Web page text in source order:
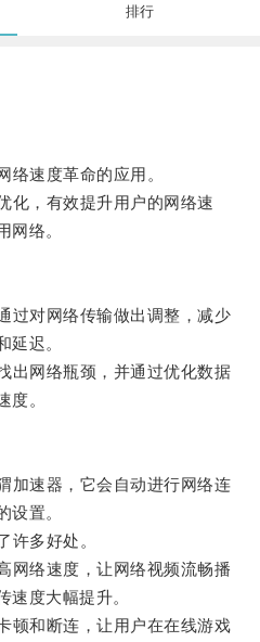
排行
速度革命的应用。
，有效提升用户的网络速
网络。
对网络传输做出调整，减少
延迟。
网络瓶颈，并通过优化数据
度。
速器，它会自动进行网络连
设置。
多好处。
络速度，让网络视频流畅播
速度大幅提升。
和断连，让用户在在线游戏